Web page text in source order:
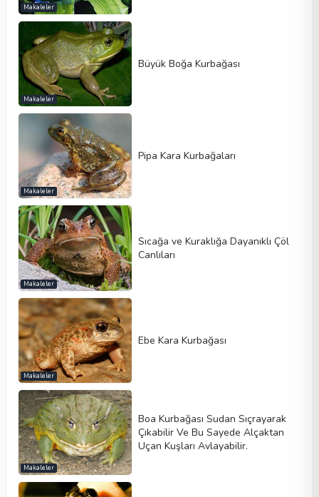
Makaleler
Makaleler
Büyük Boğa Kurbağası
Makaleler
Pipa Kara Kurbağaları
Makaleler
Sıcağa ve Kuraklığa Dayanıklı Çöl
Canlıları
Makaleler
Ebe Kara Kurbağası
Makaleler
Boa Kurbağası Sudan Sıçrayarak
Çıkabilir Ve Bu Sayede Alçaktan
Uçan Kuşları Avlayabilir.